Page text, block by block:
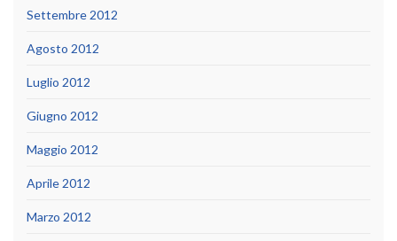
Settembre 2012
Agosto 2012
Luglio 2012
Giugno 2012
Maggio 2012
Aprile 2012
Marzo 2012